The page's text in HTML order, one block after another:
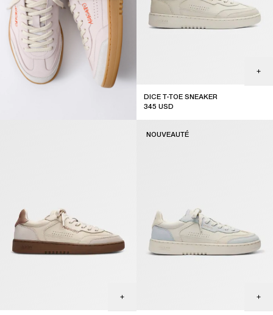
DICE T-TOE SNEAKER
345 USD
NOUVEAUTÉ